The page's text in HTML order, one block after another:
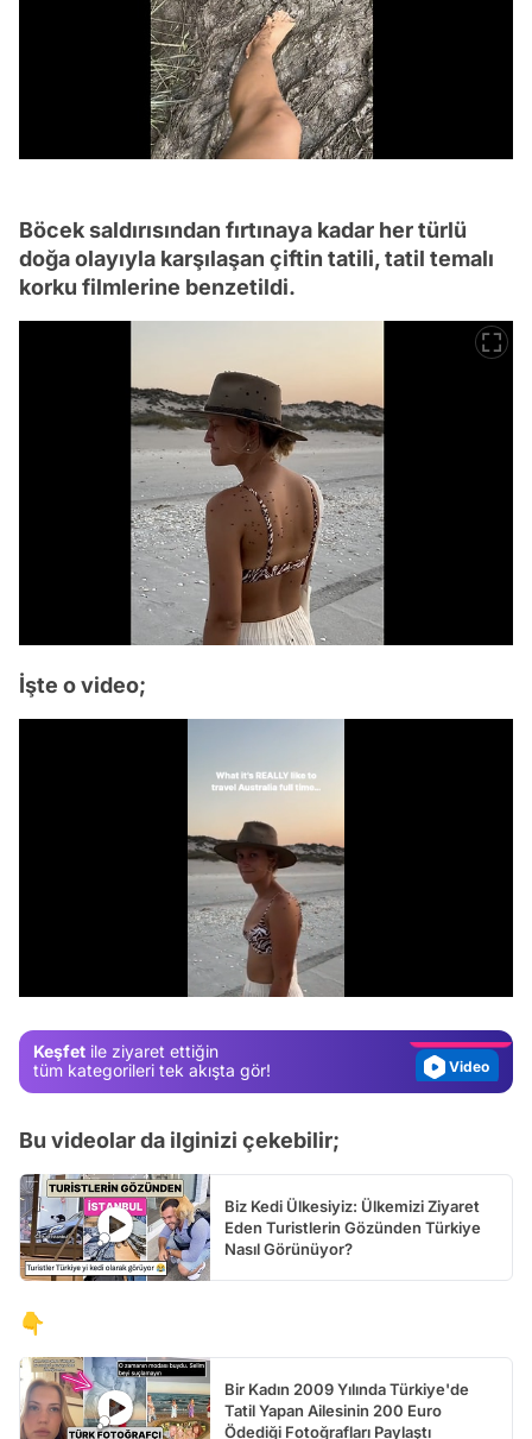
Böcek saldırısından fırtınaya kadar her türlü
doğa olayıyla karşılaşan çiftin tatili, tatil temalı
korku filmlerine benzetildi.
İşte o video;
Keşfet ile ziyaret ettiğin
tüm kategorileri tek akışta gör!
Video
Bu videolar da ilginizi çekebilir;
Biz Kedi Ülkesiyiz: Ülkemizi Ziyaret
Eden Turistlerin Gözünden Türkiye
Nasıl Görünüyor?
👇
Bir Kadın 2009 Yılında Türkiye'de
Tatil Yapan Ailesinin 200 Euro
Ödediği Fotoğrafları Paylaştı